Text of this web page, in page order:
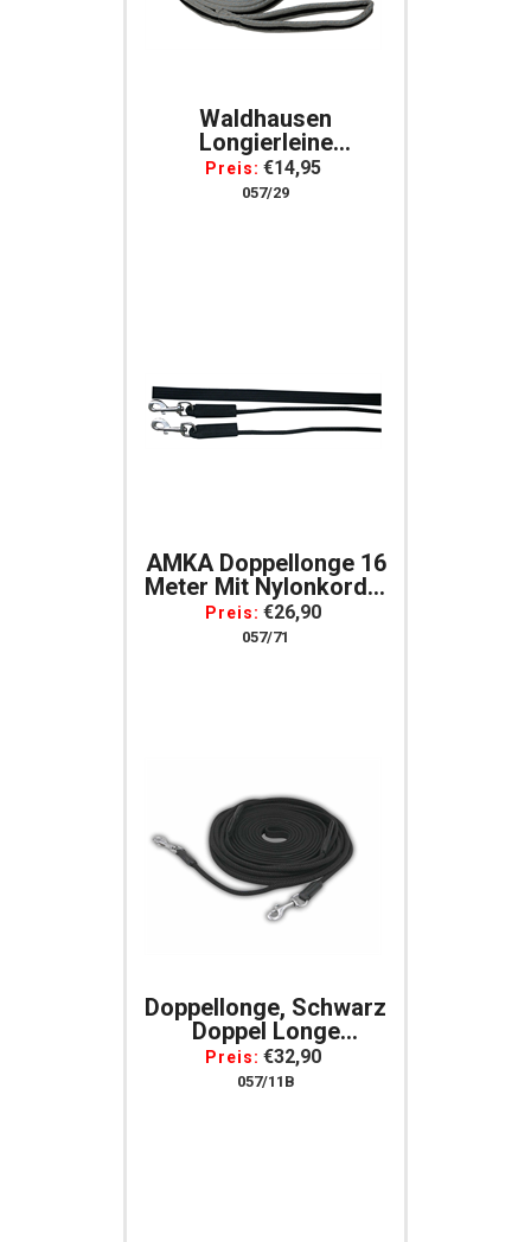
Waldhausen
Longierleine
Softlonge Ca. 8 M
Pferdelonge 057/29
Preis: €14,95
057/29
AMKA Doppellonge 16
Meter Mit Nylonkordel
Schwarz 2 Karabiner
Und Wirbel Longieren
Preis: €26,90
057/71
Doppellonge, Schwarz
Doppel Longe
Longierleine 14 Meter
Preis: €32,90
057/11B